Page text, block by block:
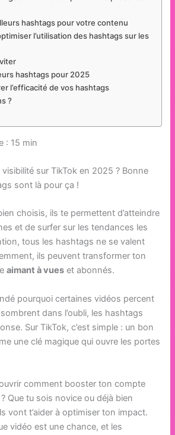
hashtags pour votre contenu
l’utilisation des hashtags sur les
hashtags pour 2025
l’efficacité de vos hashtags
?
: 15 min
sur TikTok en 2025 ? Bonne
sont là pour ça !
choisis, ils te permettent d’atteindre
et de surfer sur les tendances les
tous les hashtags ne se valent
ils peuvent transformer ton
aimant à vues et abonnés.
pourquoi certaines vidéos percent
dans l’oubli, les hashtags
Sur TikTok, c’est simple : un bon
une clé magique qui ouvre les portes
comment booster ton compte
Que tu sois novice ou déjà bien
vont t’aider à optimiser ton impact.
vidéo est une chance, et les